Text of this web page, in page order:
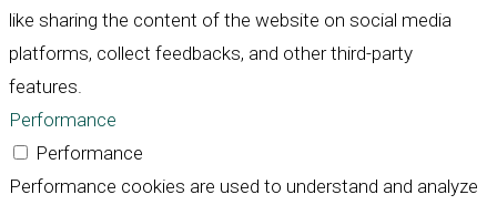
like sharing the content of the website on social media
platforms, collect feedbacks, and other third-party
features.
Performance
Performance
Performance cookies are used to understand and analyze